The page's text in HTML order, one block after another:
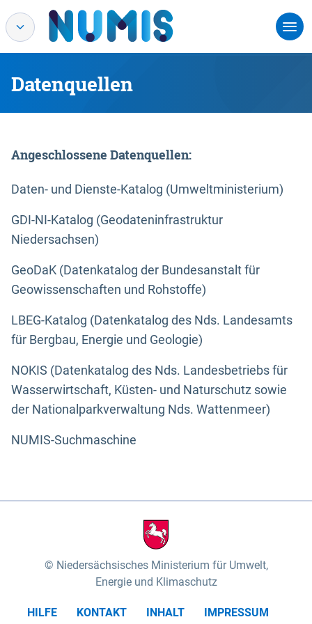
Datenquellen
Angeschlossene Datenquellen:
Daten- und Dienste-Katalog (Umweltministerium)
GDI-NI-Katalog (Geodateninfrastruktur
Niedersachsen)
GeoDaK (Datenkatalog der Bundesanstalt für
Geowissenschaften und Rohstoffe)
LBEG-Katalog (Datenkatalog des Nds. Landesamts
für Bergbau, Energie und Geologie)
NOKIS (Datenkatalog des Nds. Landesbetriebs für
Wasserwirtschaft, Küsten- und Naturschutz sowie
der Nationalparkverwaltung Nds. Wattenmeer)
NUMIS-Suchmaschine
Niedersächsisches Ministerium für Umwelt,
Energie und Klimaschutz
HILFE KONTAKT INHALT
IMPRESSUM